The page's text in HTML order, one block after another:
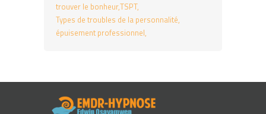
trouver le bonheurTSPT
Types de troubles de la personnalité
épuisement professionnel